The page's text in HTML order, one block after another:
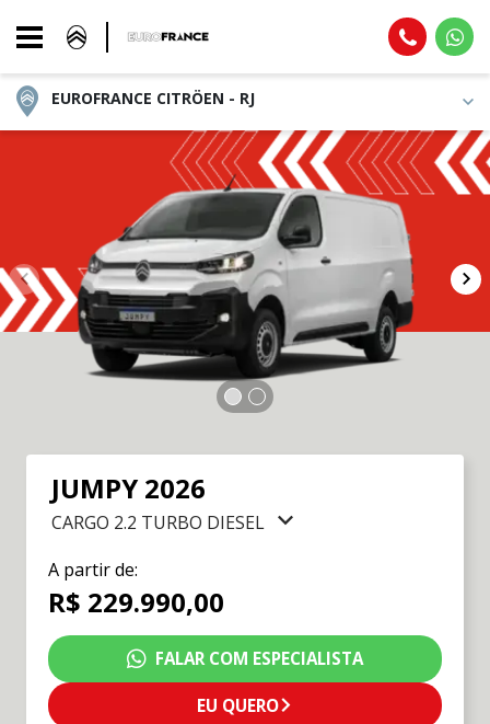
EUROFRANCE CITRÖEN - RJ
JUMPY 2026
CARGO 2.2 TURBO DIESEL
A partir de:
R$ 229.990,00
FALAR COM ESPECIALISTA
EU QUERO